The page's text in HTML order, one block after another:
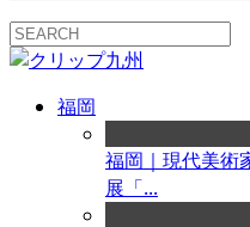
福岡
福岡｜現代美術
展「...